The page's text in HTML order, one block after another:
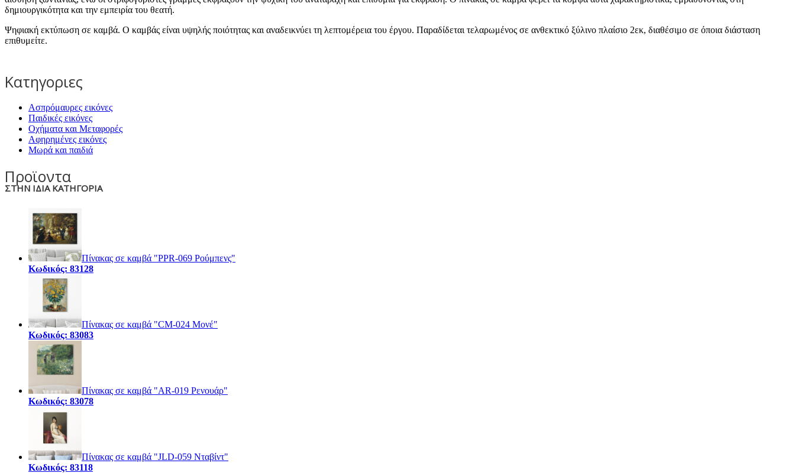
δημιουργικότητα και την εμπειρία του θεατή.
Ψηφιακή εκτύπωση σε καμβά. Ο καμβάς είναι υψηλής ποιότητας και αναδεικνύει τη λεπτομέρεια του έργου. Παραδίδεται τελαρωμένος σε ανθεκτικό ξύλινο πλαίσιο 2εκ, διαθέσιμο σε όποια διάσταση
επιθυμείτε.
Κατηγοριες
Ασπρόμαυρες εικόνες
Παιδικές εικόνες
Οχήματα και Μεταφορές
Αφηρημένες εικόνες
Μωρά και παιδιά
Προϊοντα
ΣΤΗΝ ΙΔΙΑ ΚΑΤΗΓΟΡΙΑ
Πίνακας σε καμβά "PPR-069 Ρούμπενς"
Κωδικός: 83128
Πίνακας σε καμβά "CM-024 Μονέ"
Κωδικός: 83083
Πίνακας σε καμβά "AR-019 Ρενουάρ"
Κωδικός: 83078
Πίνακας σε καμβά "JLD-059 Νταβίντ"
Κωδικός: 83118